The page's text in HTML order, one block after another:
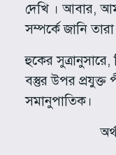
দেখি । আবার,
সম্পর্কে জানি
হুকের
বস্তুর উপর প্রযুক্ত
সমানুপাতিক।